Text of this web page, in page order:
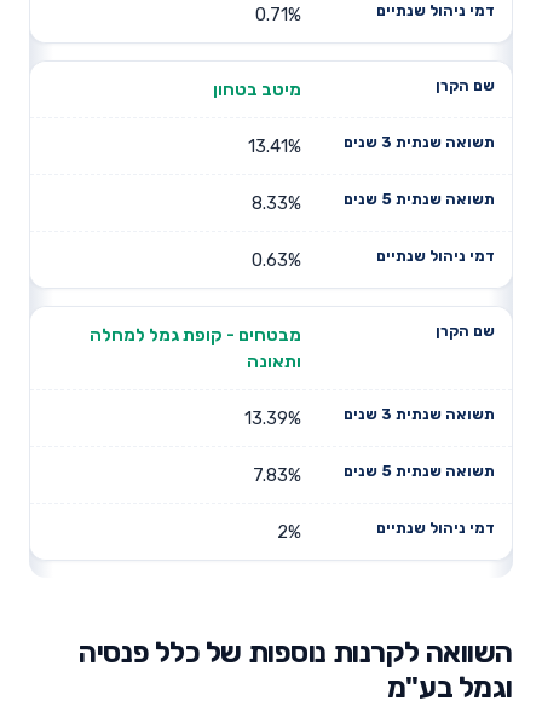
0.71%
מיטב בטחון
13.41%
8.33%
0.63%
מבטחים - קופת גמל למחלה
ותאונה
13.39%
7.83%
2%
השוואה לקרנות נוספות של כלל פנסיה
וגמל בע"מ